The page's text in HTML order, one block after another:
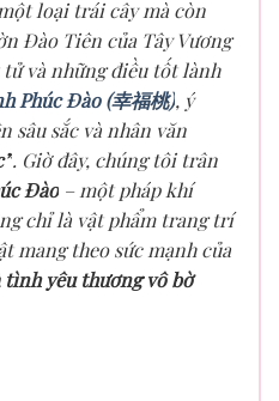
loại trái cây mà còn
Đào Tiên của Tây Vương
và những điều tốt lành
Phúc Đào (幸福桃), ý
sâu sắc và nhân văn
. Giờ đây, chúng tôi trân
Đào – một pháp khí
chỉ là vật phẩm trang trí
mang theo sức mạnh của
yêu thương vô bờ